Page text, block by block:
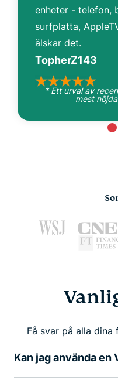
enheter - telefon,
surfplatta,
älskar det.
TopherZ143
* Ett urval av
mest
Få svar på alla dina
Kan jag använda en